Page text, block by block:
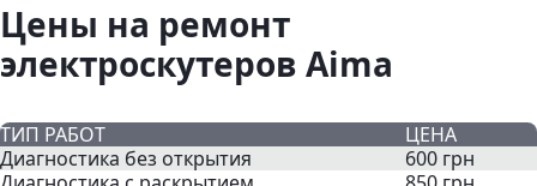
Цены на ремонт
электроскутеров Aima
ТИП РАБОТ
ЦЕНА
Диагностика без открытия
600 грн